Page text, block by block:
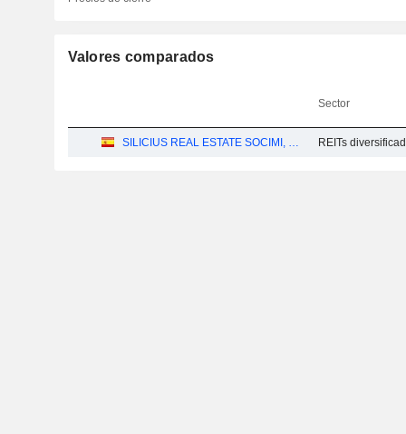
Valores comparados
Sector
SILICIUS REAL ESTATE SOCIMI, S.A. REITs